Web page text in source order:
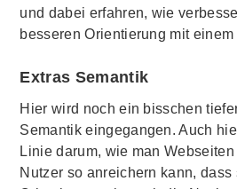
und dabei erfahren, wie
besseren Orientierung mit
Extras Semantik
Hier wird noch ein bisschen
Semantik eingegangen. Auch
Linie darum, wie man
Nutzer so anreichern kann,